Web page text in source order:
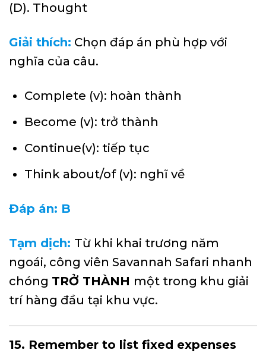
(D). Thought
Giải thích: Chọn đáp án phù hợp với
nghĩa của câu.
Complete (v): hoàn thành
Become (v): trở thành
Continue(v): tiếp tục
Think about/of (v): nghĩ về
Đáp án: B
Tạm dịch: Từ khi khai trương năm
ngoái, công viên Savannah Safari nhanh
chóng TRỞ THÀNH một trong khu giải
trí hàng đầu tại khu vực.
15. Remember to list fixed expenses